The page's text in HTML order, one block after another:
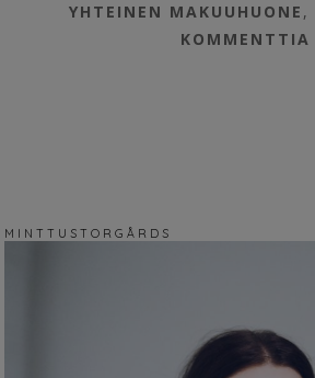
YHTEINEN MAKUUHUONE ,
KOMMENTTIA
M I N T T U S T O R G Å R D S